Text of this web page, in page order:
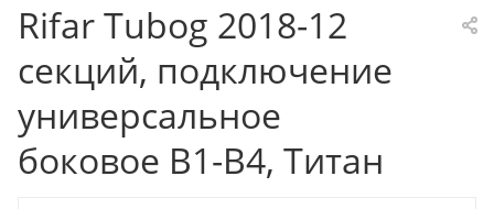
Rifar Tubog 2018-12
секций, подключение
универсальное
боковое B1-B4, Титан